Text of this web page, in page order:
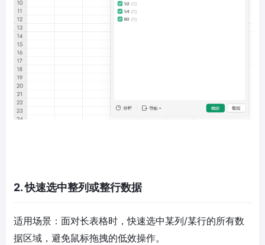
2. 快速选中整列或整行数据​
适用场景：面对长表格时，快速选中某列/某行的所有数
据区域，避免鼠标拖拽的低效操作。